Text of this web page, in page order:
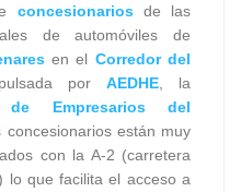
concesionarios de las
de automóviles de
en el Corredor del
por AEDHE , la
de Empresarios del
concesionarios están muy
con la A-2 (carretera
lo que facilita el acceso a